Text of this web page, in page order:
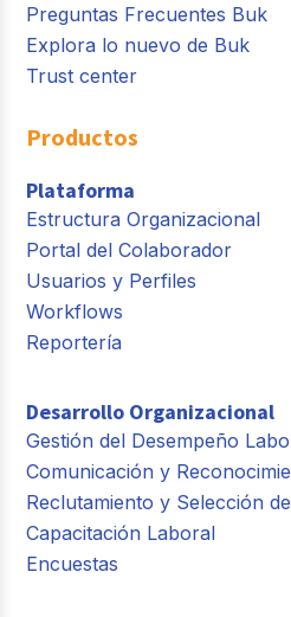
Preguntas Frecuentes Buk
Explora lo nuevo de Buk
Trust center
Productos
Plataforma
Estructura Organizacional
Portal del Colaborador
Usuarios y Perfiles
Workflows
Reportería
Desarrollo Organizacional
Gestión del Desempeño
Comunicación y
Reclutamiento y Selección
Capacitación Laboral
Encuestas